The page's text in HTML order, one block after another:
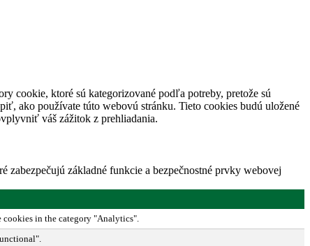
cookie, ktoré sú kategorizované podľa potreby, pretože sú
ako používate túto webovú stránku. Tieto cookies budú uložené
váš zážitok z prehliadania.
zabezpečujú základné funkcie a bezpečnostné prvky webovej
cookies in the category "Analytics".